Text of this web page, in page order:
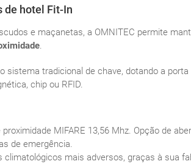
de hotel Fit-In
e maçanetas, a OMNITEC permite
.
sistema tradicional de chave, dotando a
chip ou RFID.
MIFARE 13,56 Mhz. Opção de
de emergência.
mais adversos, graças à sua